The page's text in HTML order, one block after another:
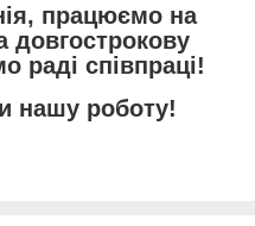
працюємо на
довгострокову
раді співпраці!
нашу роботу!